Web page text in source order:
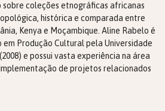
coleções etnográficas africanas
histórica e comparada entre
Kenya e Moçambique. Aline Rabelo é
Produção Cultural pela Universidade
e possui vasta experiência na área
de projetos relacionados